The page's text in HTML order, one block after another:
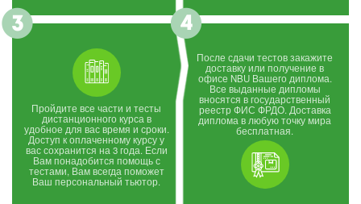
Пройдите все части и тесты
дистанционного курса в
удобное для вас время и сроки.
Доступ к оплаченному курсу у
вас сохранится на 3 года. Если
Вам понадобится помощь с
тестами, Вам всегда поможет
Ваш персональный тьютор.
После сдачи тестов закажите
доставку или получение в
офисе NBU Вашего диплома.
Все выданные дипломы
вносятся в государственный
реестр ФИС ФРДО. Доставка
диплома в любую точку мира
бесплатная.